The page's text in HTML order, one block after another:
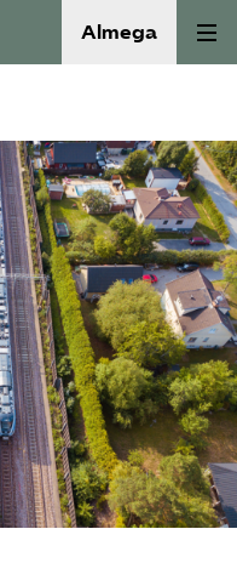
Almega